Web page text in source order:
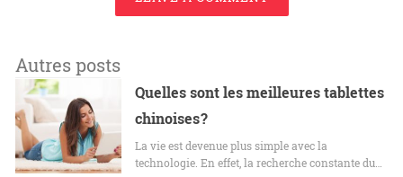
Autres posts
Quelles sont les meilleures tablettes
chinoises ?
La vie est devenue plus simple avec la
technologie. En effet, la recherche constante du…